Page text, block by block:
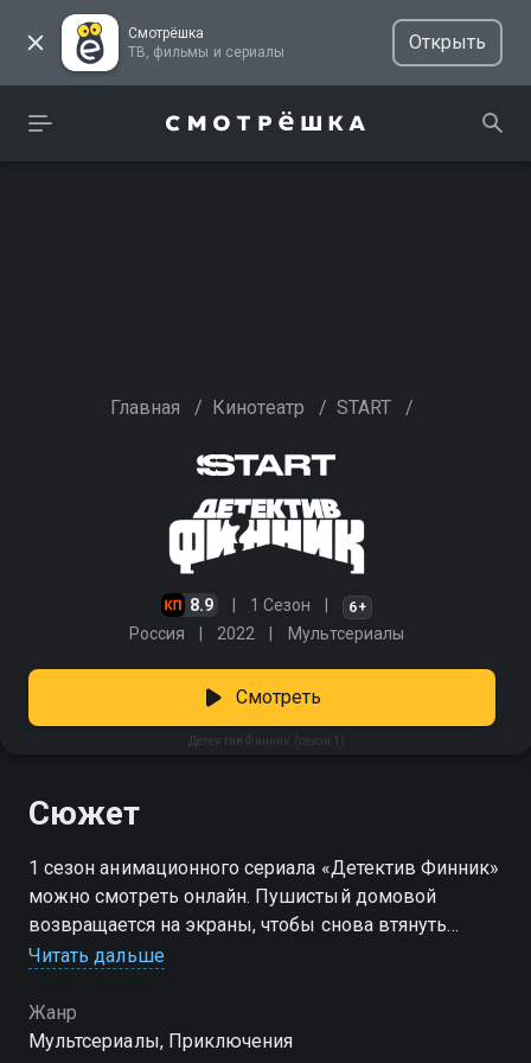
Смотрёшка
ТВ, фильмы и сериалы
Открыть
Главная / Кинотеатр / START /
8.9 1 Сезон 6+
Россия 2022 Мультсериалы
Детектив Финник (сезон 1)
Смотреть
Сюжет
1 сезон анимационного сериала «Детектив Финник»
можно смотреть онлайн. Пушистый домовой
возвращается на экраны, чтобы снова втянуть
зрителей всех возрастов в незабываемые
Финника — есть вредные лакомства и лежать на
диване перед телевизором, он не упустит шанса
Читать дальше
Жанр
Мультсериалы, Приключения